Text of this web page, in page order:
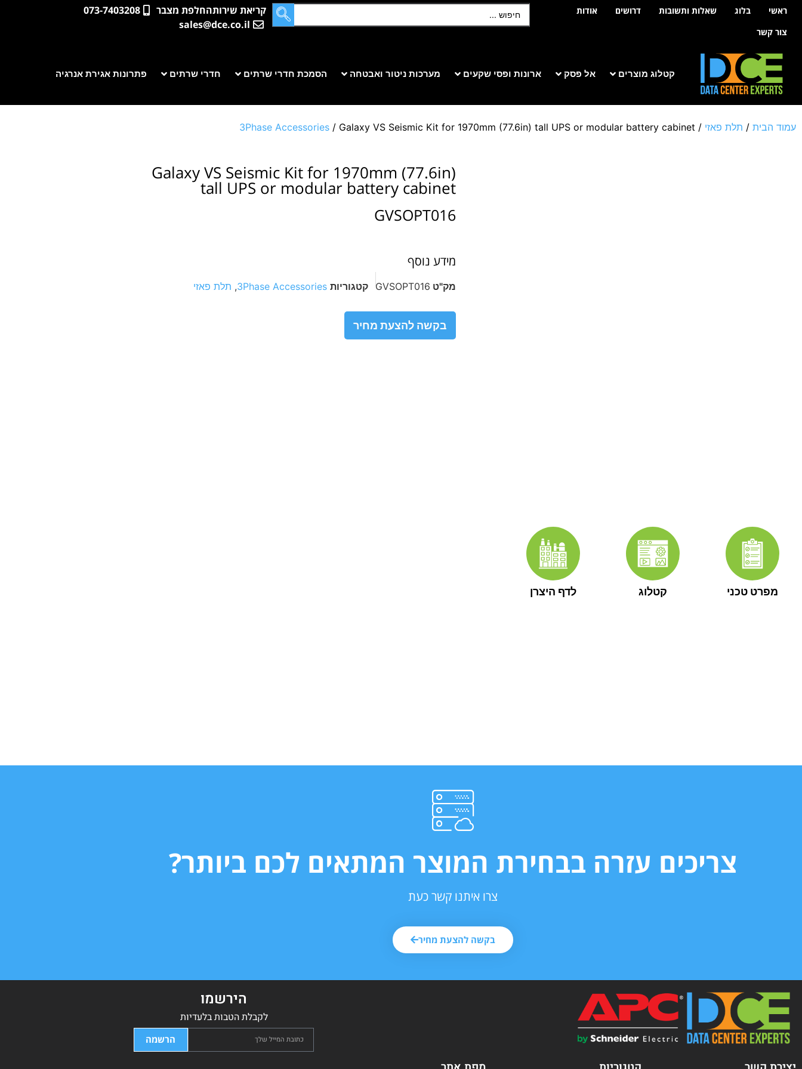
לתוכןראשי בלוג שאלות ותשובות דרושים
אודות
צור קשר
קריאת שירותהחלפת מצבר
073-7403208
sales@dce.co.il
קטלוג מוצרים אל פסק ארונות ופסי שקעים מערכות ניטור ואבטחה הסמכת חדרי שרתים חדרי שרתים פתרונות אגירת אנרגיה
עמוד הבית / תלת פאזי /
3Phase Accessories / Galaxy VS Seismic Kit for 1970mm (77.6in) tall UPS or modular battery cabinet
Galaxy VS Seismic Kit for 1970mm (77.6in)
tall UPS or modular battery cabinet
GVSOPT016
מידע נוסף
מק"ט GVSOPT016 קטגוריות 3Phase Accessories
, תלת פאזי
בקשה להצעת מחיר
מפרט טכני קטלוג לדף היצרן
צריכים עזרה בבחירת המוצר המתאים לכם ביותר?
צרו איתנו קשר כעת
בקשה להצעת מחיר
הירשמו
לקבלת הטבות בלעדיות
הרשמה